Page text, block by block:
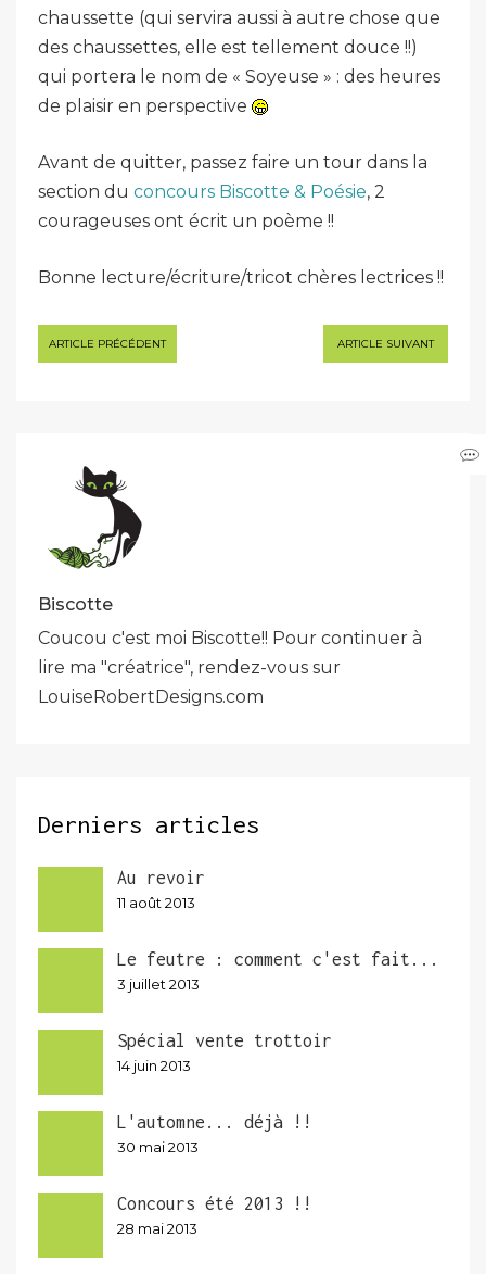
chaussette (qui servira aussi à autre chose que
des chaussettes, elle est tellement douce !!)
qui portera le nom de « Soyeuse » : des heures
de plaisir en perspective
Avant de quitter, passez faire un tour dans la
section du concours Biscotte & Poésie, 2
courageuses ont écrit un poème !!
Bonne lecture/écriture/tricot chères lectrices !!
Navigation
de
ARTICLE PRÉCÉDENT ARTICLE SUIVANT
Biscotte
Coucou c'est moi Biscotte!! Pour continuer à
lire ma "créatrice", rendez-vous sur
LouiseRobertDesigns.com
Derniers articles
Au revoir
11 août 2013
Le feutre : comment c'est fait...
3 juillet 2013
Spécial vente trottoir
14 juin 2013
L'automne... déjà !!
30 mai 2013
Concours été 2013 !!
28 mai 2013